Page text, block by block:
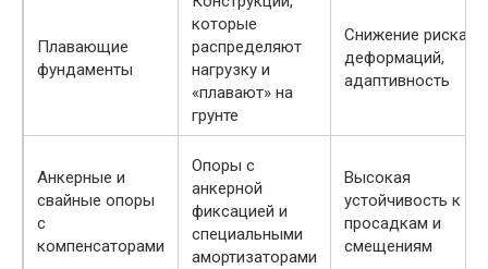
Плавающие
фундаменты
которые
распределяют
нагрузку и
«плавают» на
грунте
Снижение риска
деформаций,
адаптивность
Анкерные и
свайные опоры
с
компенсаторами
Опоры с
анкерной
фиксацией и
специальными
амортизаторами
Высокая
устойчивость к
просадкам и
смещениям